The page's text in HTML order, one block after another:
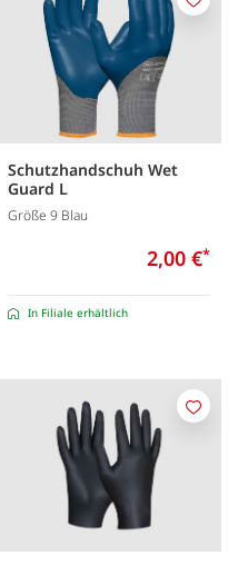
Schutzhandschuh Wet
Guard L
Größe 9 Blau
2,00 €*
In Filiale erhältlich